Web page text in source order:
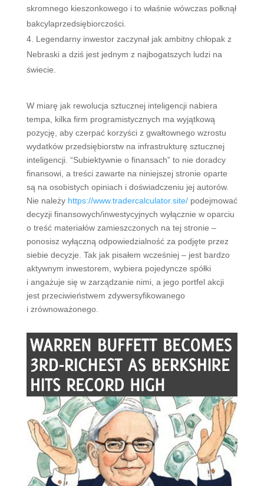
skromnego kieszonkowego i to właśnie wówczas połknął
bakcylaprzedsiębiorczości.
Legendarny inwestor zaczynał jak ambitny chłopak z
Nebraski a dziś jest jednym z najbogatszych ludzi na
świecie.
W miarę jak rewolucja sztucznej inteligencji nabiera
tempa, kilka firm programistycznych ma wyjątkową
pozycję, aby czerpać korzyści z gwałtownego wzrostu
wydatków przedsiębiorstw na infrastrukturę sztucznej
inteligencji. “Subiektywnie o finansach” to nie doradcy
finansowi, a treści zawarte na niniejszej stronie oparte
są na osobistych opiniach i doświadczeniu jej autorów.
Nie należy https://www.tradercalculator.site/podejmować
decyzji finansowych/inwestycyjnych wyłącznie w oparciu
o treść materiałów zamieszczonych na tej stronie –
ponosisz wyłączną odpowiedzialność za podjęte przez
siebie decyzje. Tak jak pisałem wcześniej – jest bardzo
aktywnym inwestorem, wybiera pojedyncze spółki
i angażuje się w zarządzanie nimi, a jego portfel akcji
jest przeciwieństwem zdywersyfikowanego
i zrównoważonego.